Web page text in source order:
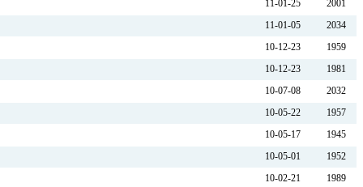
11-01-25
2001
11-01-05
2034
10-12-23
1959
10-12-23
1981
10-07-08
2032
10-05-22
1957
10-05-17
1945
10-05-01
1952
10-02-21
1989